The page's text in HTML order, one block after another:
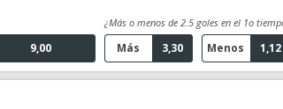
9,00
¿Más o menos de 2.5 goles en el 1o
3,30
Más 1,12
Menos